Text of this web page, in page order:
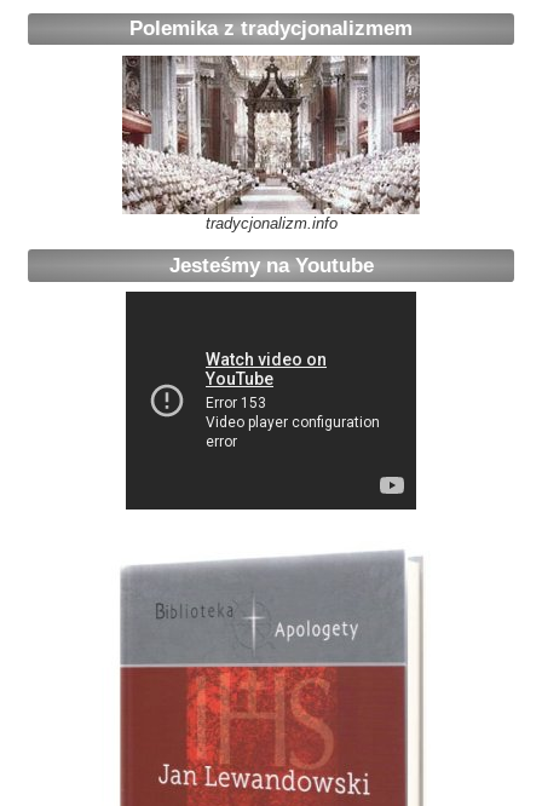
Polemika z tradycjonalizmem
tradycjonalizm.info
Jesteśmy na Youtube